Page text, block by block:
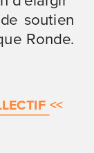
soutien
Ronde.
<<